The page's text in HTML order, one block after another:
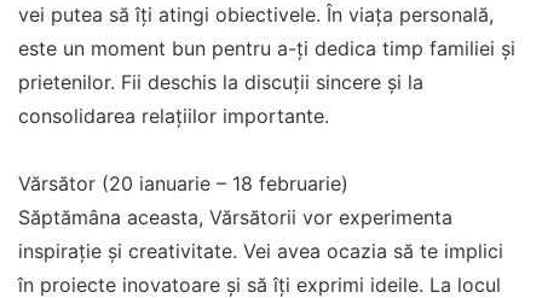
vei putea să îți atingi obiectivele. În viața personală,
este un moment bun pentru a-ți dedica timp familiei și
prietenilor. Fii deschis la discuții sincere și la
consolidarea relațiilor importante.
Vărsător (20 ianuarie – 18 februarie)
Săptămâna aceasta, Vărsătorii vor experimenta
inspirație și creativitate. Vei avea ocazia să te implici
în proiecte inovatoare și să îți exprimi ideile. La locul